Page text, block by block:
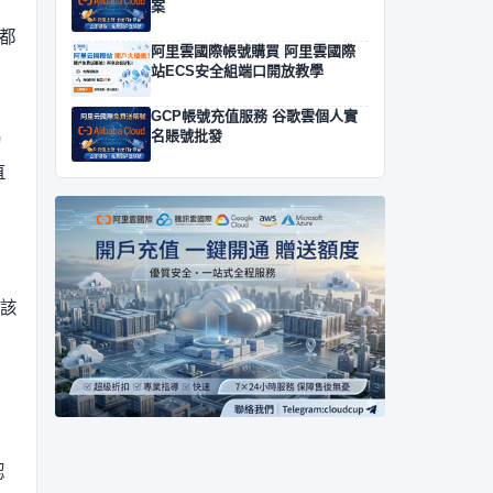
案
阿里雲國際帳號購買 阿里雲國際
站ECS安全組端口開放教學
GCP帳號充值服務 谷歌雲個人實
名賬號批發